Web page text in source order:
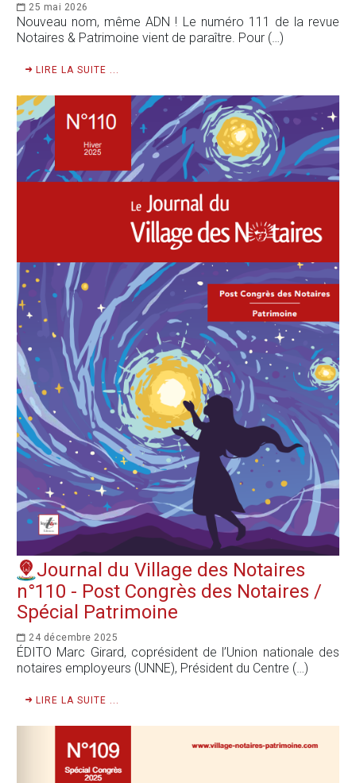
25 mai 2026
Nouveau nom, même ADN ! Le numéro 111 de la revue
Notaires & Patrimoine vient de paraître. Pour (…)
LIRE LA SUITE ...
Journal du Village des Notaires
n°110 - Post Congrès des Notaires /
Spécial Patrimoine
24 décembre 2025
ÉDITO Marc Girard, coprésident de l’Union nationale des
notaires employeurs (UNNE), Président du Centre (…)
LIRE LA SUITE ...